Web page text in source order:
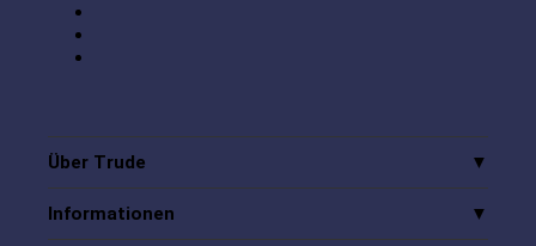
Über Trude
Informationen